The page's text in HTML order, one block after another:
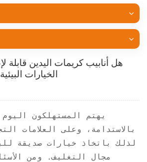
هل أنابيب كريمات اليدين قابلة
الخيارات
يهتم المستهلكون
بالاستدامة، وعلى العلامات
لذلك باتخاذ خيارات صديقة
مجال التغليف. ومن